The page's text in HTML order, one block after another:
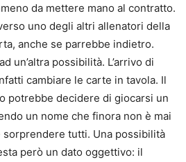
da mettere mano al contratto.
uno degli altri allenatori della
anche se parrebbe indietro.
un’altra possibilità. L’arrivo di
cambiare le carte in tavola. Il
potrebbe decidere di giocarsi un
un nome che finora non è mai
tutti. Una possibilità
però un dato oggettivo: il